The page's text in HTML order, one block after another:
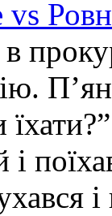
vs
і